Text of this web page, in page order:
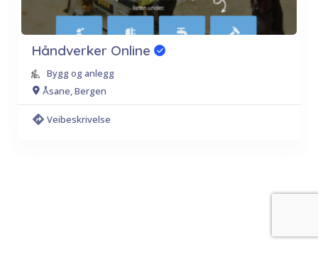
Håndverker Online
Bygg og anlegg
Åsane, Bergen
Veibeskrivelse